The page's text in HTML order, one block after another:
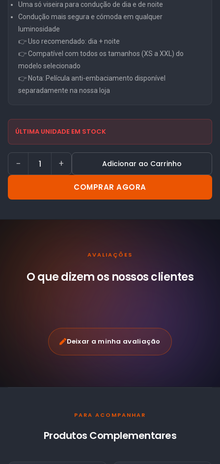
Uma só viseira para condução de dia e de noite
Condução mais segura e cómoda em qualquer
luminosidade
👉 Uso recomendado: dia + noite
👉 Compatível com todos os tamanhos (XS a XXL) do
modelo selecionado
👉 Nota: Película anti-embaciamento disponível
separadamente na nossa loja
ÚLTIMA UNIDADE EM STOCK
− + Adicionar ao Carrinho
COMPRAR AGORA
AVALIAÇÕES
O que dizem os nossosclientes
Deixar a minha avaliação
PARA ACOMPANHAR
Produtos Complementares